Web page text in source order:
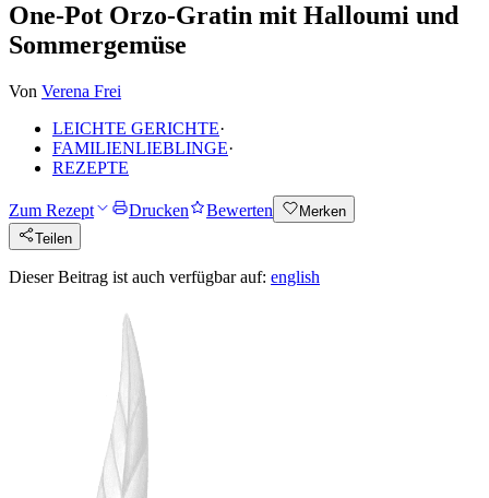
One-Pot Orzo-Gratin mit Halloumi und
Sommergemüse
Von Verena Frei
LEICHTE GERICHTE·
FAMILIENLIEBLINGE·
REZEPTE
Zum Rezept Drucken Bewerten
Merken
Teilen
Dieser Beitrag ist auch verfügbar auf: english